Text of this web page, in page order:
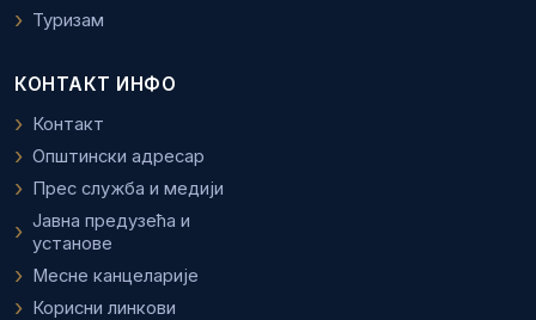
Туризам
КОНТАКТ ИНФО
Контакт
Општински адресар
Прес служба и медији
Јавна предузећа и
установе
Месне канцеларије
Корисни линкови